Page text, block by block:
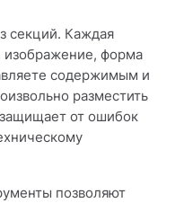
секций. Каждая
изображение, форма
содержимым и
разместить
от ошибок
позволяют